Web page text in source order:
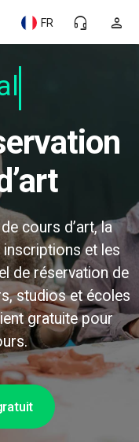
person
headset_mic
FR
cours d’art, la
et les
de réservation de
studios et écoles
gratuite pour